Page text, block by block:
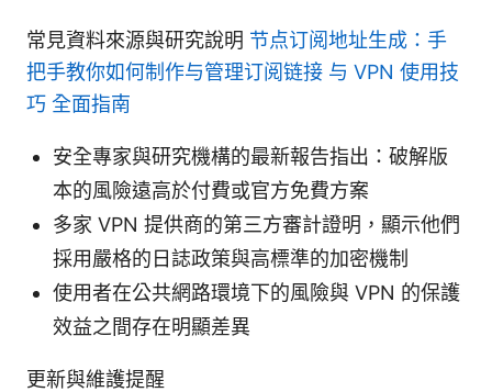
常見資料來源與研究說明 节点订阅地址生成：手
把手教你如何制作与管理订阅链接 与 VPN 使用技
巧 全面指南
安全專家與研究機構的最新報告指出：破解版
本的風險遠高於付費或官方免費方案
多家 VPN 提供商的第三方審計證明，顯示他們
採用嚴格的日誌政策與高標準的加密機制
使用者在公共網路環境下的風險與 VPN 的保護
效益之間存在明顯差異
更新與維護提醒